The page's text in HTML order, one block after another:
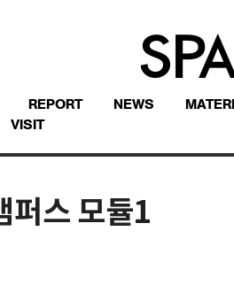
REPORT NEWS
VISIT
퍼스 모듈1